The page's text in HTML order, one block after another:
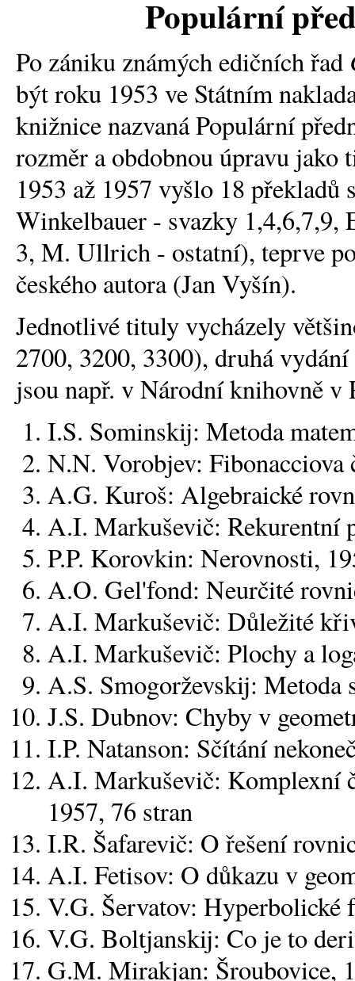
Populární
Po zániku známých edičních řad
být roku 1953 ve Státním
knižnice nazvaná Populární
rozměr a obdobnou úpravu
1953 až 1957 vyšlo 18
Winkelbauer - svazky 1,4,6,7,9,
3, M. Ullrich - ostatní), teprve
českého autora (Jan Vyšín).
Jednotlivé tituly vycházely
2700, 3200, 3300), druhá
jsou např. v Národní knihovně v
I.S. Sominskij: Metoda
N.N. Vorobjev: Fibonacciova
A.G. Kuroš: Algebraické
A.I. Markuševič: Rekurentní
P.P. Korovkin: Nerovnosti,
A.O. Gel'fond: Neurčité
A.I. Markuševič: Důležité
A.I. Markuševič: Plochy a
A.S. Smogorževskij: Metoda
J.S. Dubnov: Chyby v
I.P. Natanson: Sčítání
A.I. Markuševič: Komplexní
1957, 76 stran
I.R. Šafarevič: O řešení
A.I. Fetisov: O důkazu v
V.G. Šervatov: Hyperbolické
V.G. Boltjanskij: Co je to
G.M. Mirakjan: Šroubovice,